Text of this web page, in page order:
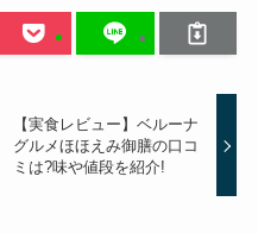
【実食レビュー】ベルーナ
グルメほほえみ御膳の口コ
ミは?味や値段を紹介!